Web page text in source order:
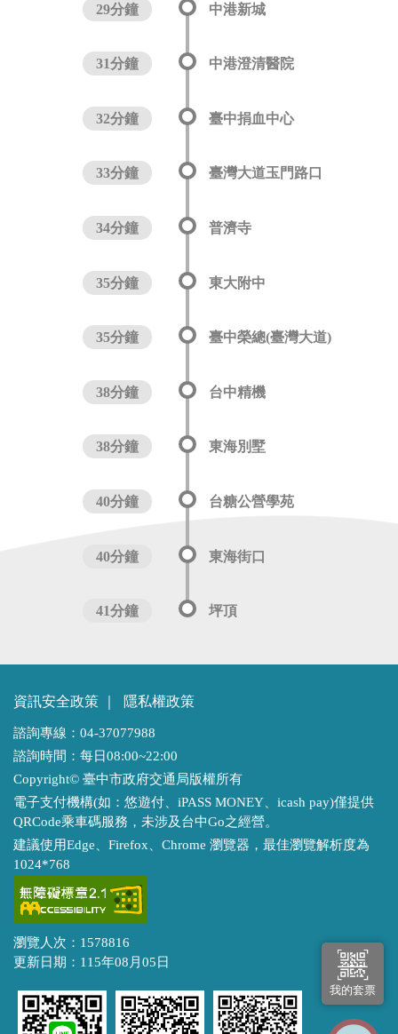
29分鐘 中港新城
31分鐘 中港澄清醫院
32分鐘 臺中捐血中心
33分鐘 臺灣大道玉門路口
34分鐘 普濟寺
35分鐘 東大附中
35分鐘 臺中榮總(臺灣大道)
38分鐘 台中精機
38分鐘 東海別墅
40分鐘 台糖公營學苑
40分鐘 東海街口
41分鐘 坪頂
資訊安全政策 隱私權政策
諮詢專線：04-37077988
諮詢時間：每日08:00~22:00
Copyright© 臺中市政府交通局版權所有
電子支付機構(如：悠遊付、iPASS MONEY、icash pay)僅提供
QRCode乘車碼服務，未涉及台中Go之經營。
建議使用Edge、Firefox、Chrome 瀏覽器，最佳瀏覽解析度為
1024*768
瀏覽人次：1578816
更新日期：115年08月05日
我的套票